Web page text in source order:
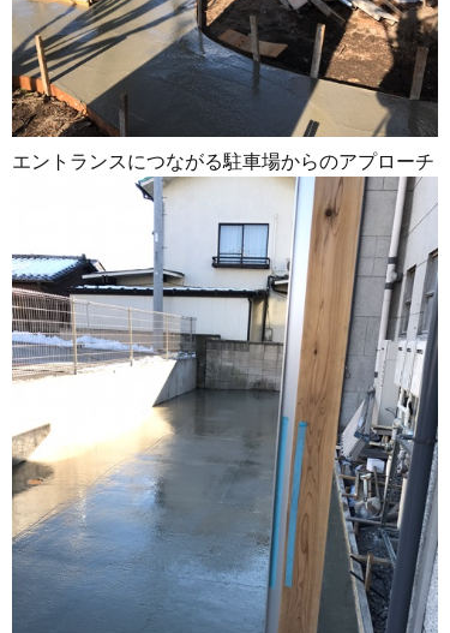
エントランスにつながる駐車場からのアプローチ